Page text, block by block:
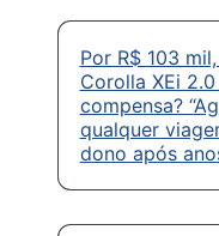
Por R$ 103
Corolla XEi
compensa?
qualquer
dono após